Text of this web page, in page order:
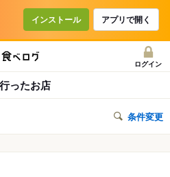
インストール アプリで開く
ログイン
行ったお店
条件変更